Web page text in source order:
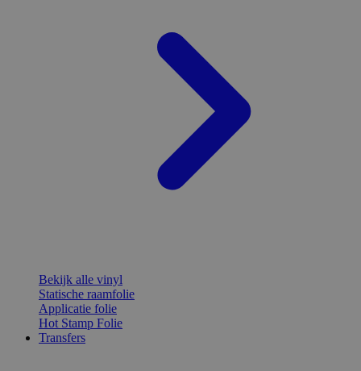
Bekijk alle vinyl
Statische raamfolie
Applicatie folie
Hot Stamp Folie
Transfers